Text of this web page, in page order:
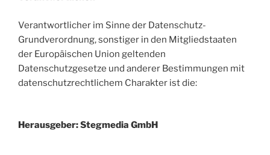
Verantwortlicher im Sinne der Datenschutz-
Grundverordnung, sonstiger in den Mitgliedstaaten
der Europäischen Union geltenden
Datenschutzgesetze und anderer Bestimmungen mit
datenschutzrechtlichem Charakter ist die:
Herausgeber: Stegmedia GmbH